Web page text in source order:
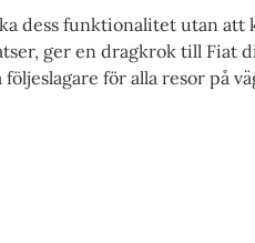
dess funktionalitet utan att
ger en dragkrok till Fiat
för alla resor på